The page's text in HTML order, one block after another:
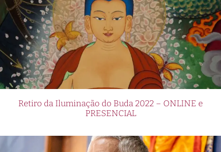
Retiro da Iluminação do Buda 2022 – ONLINE e
PRESENCIAL